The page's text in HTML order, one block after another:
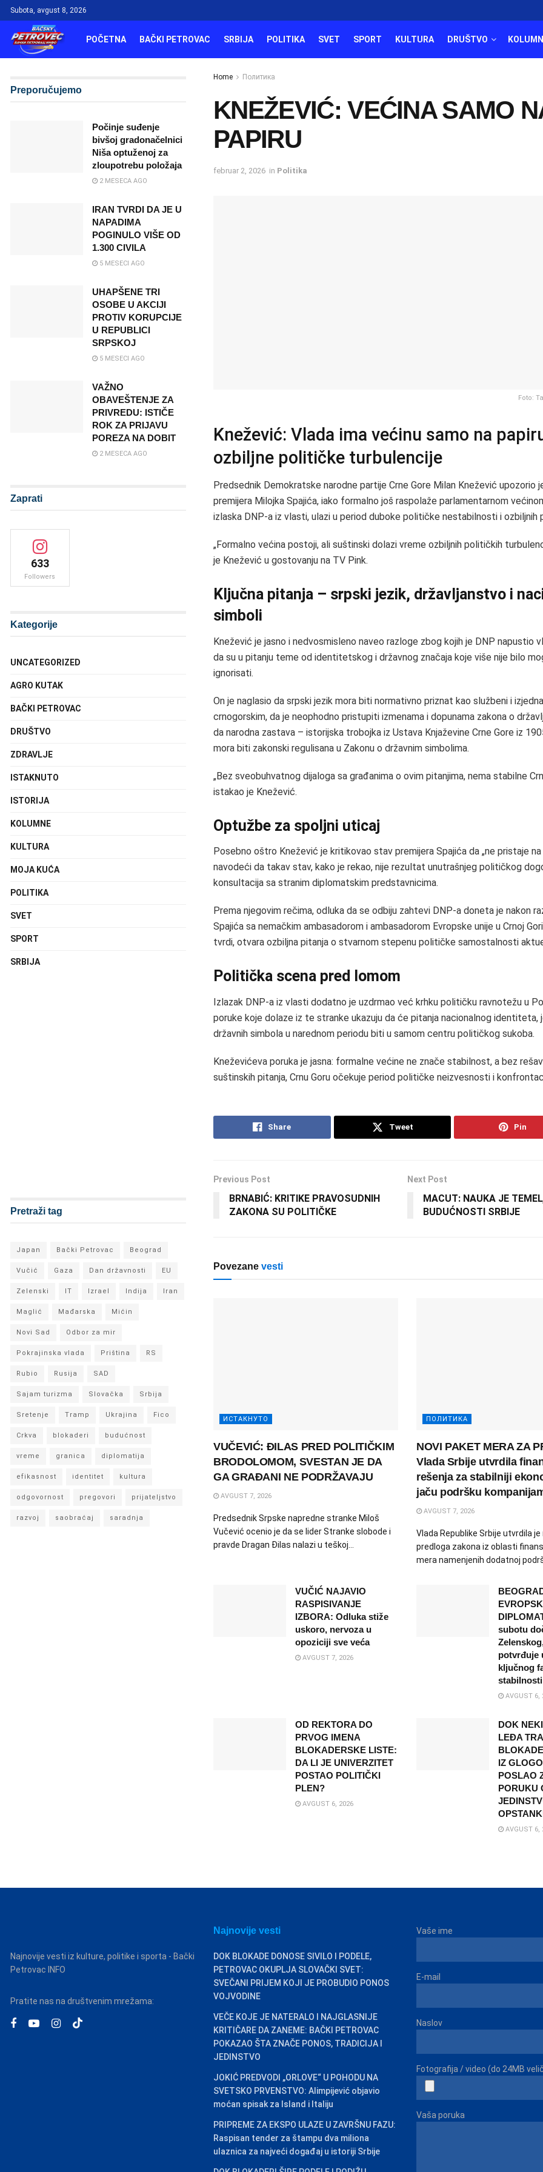
Subota, avgust 8, 2026
POČETNA BAČKI PETROVAC SRBIJA POLITIKA SVET SPORT KULTURA DRUŠTVO
Home Политика
KNEŽEVIĆ: VEĆINA SAMO
PAPIRU
februar 2, 2026 in Politika
Foto:
Knežević: Vlada ima većinu samo na
ozbiljne političke turbulencije
Predsednik Demokratske narodne partije Crne Gore Milan Knežević upozorio
premijera Milojka Spajića, iako formalno još raspolaže parlamentarnom
izlaska DNP-a iz vlasti, ulazi u period duboke političke nestabilnosti i ozbiljnih
„Formalno većina postoji, ali suštinski dolazi vreme ozbiljnih političkih
je Knežević u gostovanju na TV Pink.
Ključna pitanja – srpski jezik, državljanstvo i
simboli
Knežević je jasno i nedvosmisleno naveo razloge zbog kojih je DNP napustio
da su u pitanju teme od identitetskog i državnog značaja koje više nije bilo
ignorisati.
On je naglasio da srpski jezik mora biti normativno priznat kao službeni i
crnogorskim, da je neophodno pristupiti izmenama i dopunama zakona o
da narodna zastava – istorijska trobojka iz Ustava Knjaževine Crne Gore iz
mora biti zakonski regulisana u Zakonu o državnim simbolima.
„Bez sveobuhvatnog dijaloga sa građanima o ovim pitanjima, nema stabilne
istakao je Knežević.
Optužbe za spoljni uticaj
Posebno oštro Knežević je kritikovao stav premijera Spajića da „ne pristaje na
navodeći da takav stav, kako je rekao, nije rezultat unutrašnjeg političkog
konsultacija sa stranim diplomatskim predstavnicima.
Prema njegovim rečima, odluka da se odbiju zahtevi DNP-a doneta je nakon
Spajića sa nemačkim ambasadorom i ambasadorom Evropske unije u Crnoj
tvrdi, otvara ozbiljna pitanja o stvarnom stepenu političke samostalnosti
Politička scena pred lomom
Izlazak DNP-a iz vlasti dodatno je uzdrmao već krhku političku ravnotežu u
poruke koje dolaze iz te stranke ukazuju da će pitanja nacionalnog identiteta,
državnih simbola u narednom periodu biti u samom centru političkog sukoba.
Kneževićeva poruka je jasna: formalne većine ne znače stabilnost, a bez
suštinskih pitanja, Crnu Goru očekuje period političke neizvesnosti i
Share Tweet Pin
Previous Post
BRNABIĆ: KRITIKE PRAVOSUDNIH
ZAKONA SU POLITIČKE
Next Post
MACUT: NAUKA JE
BUDUĆNOSTI SRBIJE
Povezane vesti
ИСТАКНУТО
VUČEVIĆ: ĐILAS PRED POLITIČKIM
BRODOLOMOM, SVESTAN JE DA
GA GRAĐANI NE PODRŽAVAJU
AVGUST 7, 2026
Predsednik Srpske napredne stranke Miloš
Vučević ocenio je da se lider Stranke slobode i
pravde Dragan Đilas nalazi u teškoj...
ПОЛИТИКА
NOVI PAKET MERA ZA
Vlada Srbije utvrdila
rešenja za stabilniji
jaču podršku
AVGUST 7, 2026
Vlada Republike Srbije utvrdila
predloga zakona iz oblasti
mera namenjenih dodatnoj
VUČIĆ NAJAVIO
RASPISIVANJE
IZBORA: Odluka stiže
uskoro, nervoza u
opoziciji sve veća
AVGUST 7, 2026
subotu
potvrđuje
ključnog
stabilnosti
AVGUST 6,
OD REKTORA DO
PRVOG IMENA
BLOKADERSKE LISTE:
DA LI JE UNIVERZITET
POSTAO POLITIČKI
PLEN?
AVGUST 6, 2026
DOK
LEĐA
IZ
POSLAO
PORUKU
AVGUST 6,
Preporučujemo
Počinje suđenje
bivšoj gradonačelnici
Niša optuženoj za
zloupotrebu položaja
2 MESECA AGO
IRAN TVRDI DA JE U
NAPADIMA
POGINULO VIŠE OD
1.300 CIVILA
5 MESECI AGO
UHAPŠENE TRI
OSOBE U AKCIJI
PROTIV KORUPCIJE
U REPUBLICI
SRPSKOJ
5 MESECI AGO
VAŽNO
OBAVEŠTENJE ZA
PRIVREDU: ISTIČE
ROK ZA PRIJAVU
POREZA NA DOBIT
2 MESECA AGO
Zaprati
633
Followers
Kategorije
UNCATEGORIZED
AGRO KUTAK
BAČKI PETROVAC
DRUŠTVO
ZDRAVLJE
ISTAKNUTO
ISTORIJA
KOLUMNE
KULTURA
MOJA KUĆA
POLITIKA
SVET
SPORT
SRBIJA
Pretraži tag
Japan Bački Petrovac Beograd
Vučić Gaza Dan državnosti EU
Zelenski IT Izrael Indija Iran
Maglić Mađarska Mićin
Novi Sad Odbor za mir
Pokrajinska vlada Priština RS
Rubio Rusija SAD
Sajam turizma Slovačka Srbija
Sretenje Tramp Ukrajina Fico
Crkva blokaderi budućnost
vreme granica diplomatija
efikasnost identitet kultura
odgovornost pregovori prijateljstvo
razvoj saobraćaj saradnja
Najnovije vesti iz kulture, politike i sporta - Bački
Petrovac INFO
Pratite nas na društvenim mrežama:
Najnovije vesti
DOK BLOKADE DONOSE SIVILO I PODELE,
PETROVAC OKUPLJA SLOVAČKI SVET:
SVEČANI PRIJEM KOJI JE PROBUDIO PONOS
VOJVODINE
VEČE KOJE JE NATERALO I NAJGLASNIJE
KRITIČARE DA ZANEME: BAČKI PETROVAC
POKAZAO ŠTA ZNAČE PONOS, TRADICIJA I
JEDINSTVO
JOKIĆ PREDVODI „ORLOVE“ U POHODU NA
SVETSKO PRVENSTVO: Alimpijević objavio
moćan spisak za Island i Italiju
PRIPREME ZA EKSPO ULAZE U ZAVRŠNU FAZU:
Raspisan tender za štampu dva miliona
ulaznica za najveći događaj u istoriji Srbije
Vaše ime
E-mail
Naslov
Fotografija / video (do 24MB
Vaša poruka